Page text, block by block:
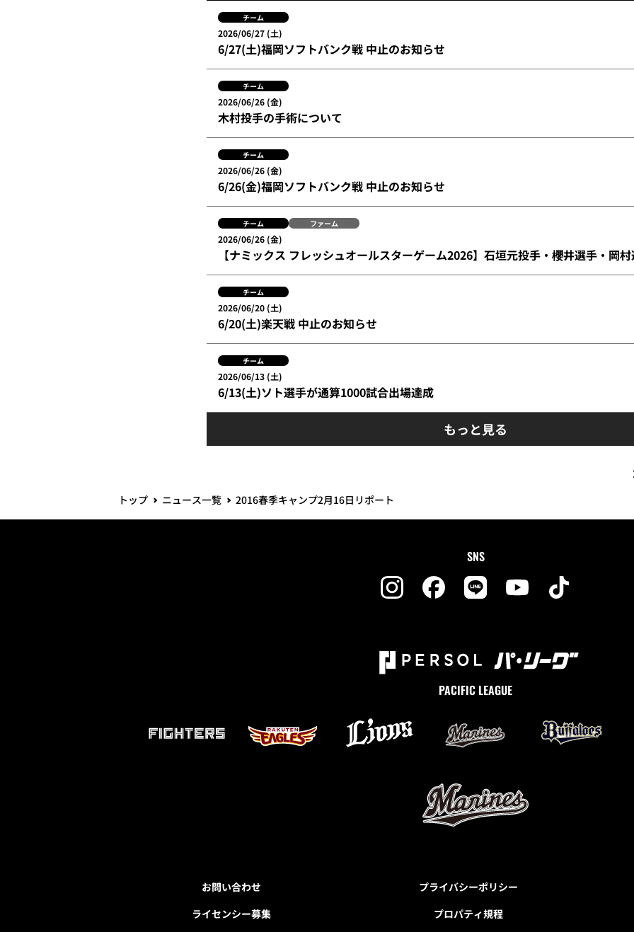
チーム
2026/06/27 (土)
6/27(土)福岡ソフトバンク戦 中止のお知らせ
チーム
2026/06/26 (金)
木村投手の手術について
チーム
2026/06/26 (金)
6/26(金)福岡ソフトバンク戦 中止のお知らせ
チーム ファーム
2026/06/26 (金)
【ナミックス フレッシュオールスターゲーム2026】石垣元投手・櫻井選手・岡
チーム
2026/06/20 (土)
6/20(土)楽天戦 中止のお知らせ
チーム
2026/06/13 (土)
6/13(土)ソト選手が通算1000試合出場達成
もっと見る
トップ ニュース一覧 2016春季キャンプ2月16日リポート
SNS
PACIFIC LEAGUE
お問い合わせ
ライセンシー募集
プライバシーポリシー
プロパティ規程